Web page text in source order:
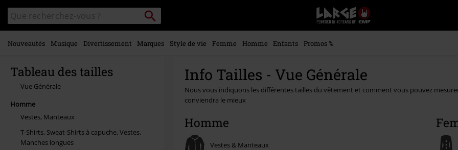
contenu
principal
Rechercher
sur
le
catalogue
Rechercher
EMP
-
Merchandising
&
Séries
TV
Nouveautés Musique Divertissement Marques Style de vie Femme Homme Enfants Promos %
Tableau des tailles
Vue Générale
Homme
Vestes, Manteaux
T-Shirts, Sweat-Shirts à capuche, Vestes,
Manches longues
Info Tailles - Vue Générale
Nous vous indiquons les différentes tailles du vêtement et comment vous pouvez
conviendra le mieux
Homme
Vestes & Manteaux